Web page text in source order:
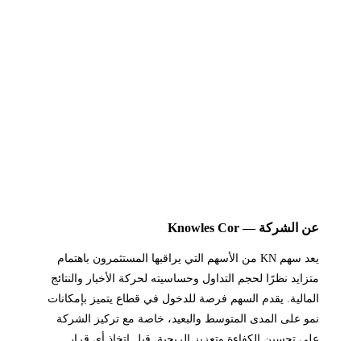
عن الشركة — Knowles Cor
يعد سهم KN من الأسهم التي يراقبها المستثمرون باهتمام
متزايد نظرًا لحجم التداول وحساسيته لحركة الأخبار والنتائج
المالية. يقدم السهم فرصة للدخول في قطاع يتميز بإمكانات
نمو على المدى المتوسط والبعيد، خاصة مع تركيز الشركة